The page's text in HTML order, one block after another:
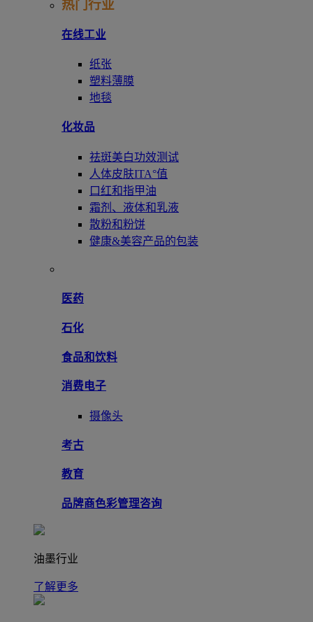
热门行业
在线工业
纸张
塑料薄膜
地毯
化妆品
祛斑美白功效测试
人体皮肤ITA°值
口红和指甲油
霜剂、液体和乳液
散粉和粉饼
健康&美容产品的包装
医药
石化
食品和饮料
消费电子
摄像头
考古
教育
品牌商色彩管理咨询
油墨行业
了解更多